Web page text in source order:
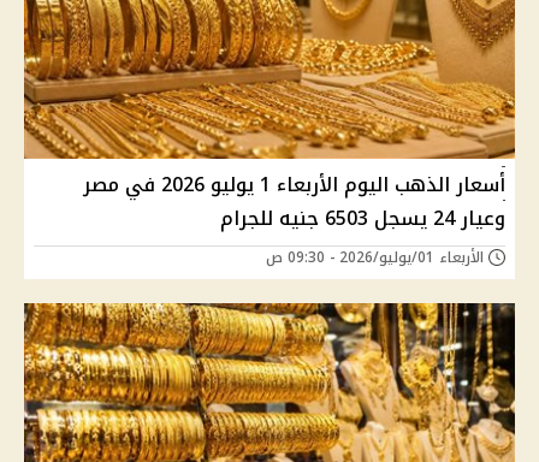
أسعار الذهب اليوم الأربعاء 1 يوليو 2026 في مصر
وعيار 24 يسجل 6503 جنيه للجرام
الأربعاء 01/يوليو/2026 - 09:30 ص